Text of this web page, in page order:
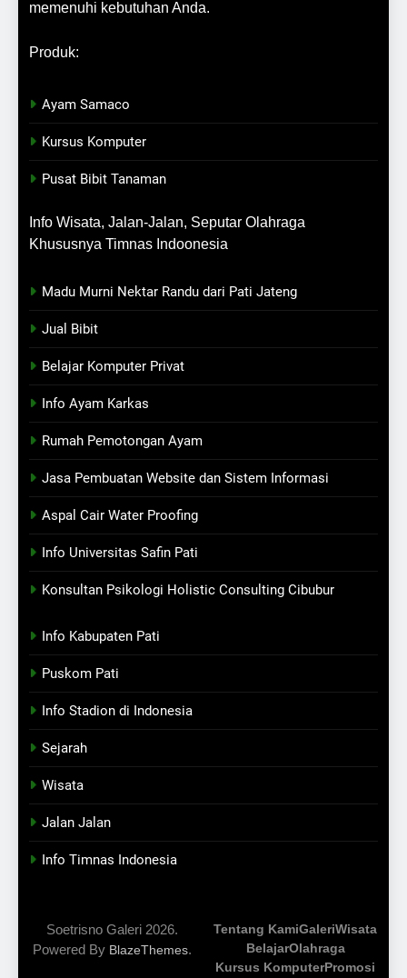
memenuhi kebutuhan Anda.
Produk:
Ayam Samaco
Kursus Komputer
Pusat Bibit Tanaman
Info Wisata, Jalan-Jalan, Seputar Olahraga
Khususnya Timnas Indoonesia
Madu Murni Nektar Randu dari Pati Jateng
Jual Bibit
Belajar Komputer Privat
Info Ayam Karkas
Rumah Pemotongan Ayam
Jasa Pembuatan Website dan Sistem Informasi
Aspal Cair Water Proofing
Info Universitas Safin Pati
Konsultan Psikologi Holistic Consulting Cibubur
Info Kabupaten Pati
Puskom Pati
Info Stadion di Indonesia
Sejarah
Wisata
Jalan Jalan
Info Timnas Indonesia
Soetrisno Galeri 2026.
Powered By BlazeThemes.
Tentang KamiGaleriWisata
BelajarOlahraga
Kursus KomputerPromosi